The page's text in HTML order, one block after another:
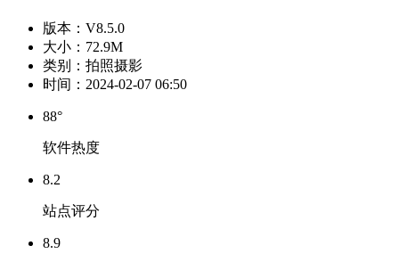
版本： V8.5.0
大小： 72.9M
类别： 拍照摄影
时间： 2024-02-07 06:50
88°
软件热度
8.2
站点评分
8.9